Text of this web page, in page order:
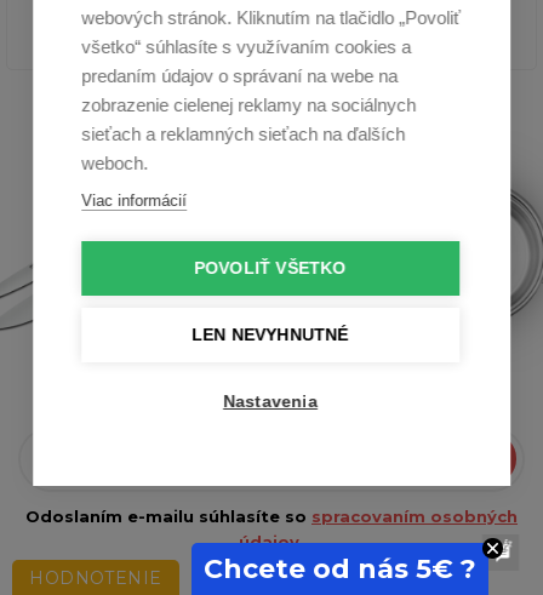
webových stránok. Kliknutím na tlačidlo „Povoliť
všetko“ súhlasíte s využívaním cookies a
predaním údajov o správaní na webe na
zobrazenie cielenej reklamy na sociálnych
sieťach a reklamných sieťach na ďalších
weboch.
Viac informácií
POVOLIŤ VŠETKO
LEN NEVYHNUTNÉ
Nastavenia
Novinky, recepty, tipy a rady priamo na Váš e-mail
Odoslaním e-mailu súhlasíte so spracovaním osobných
údajov.
HODNOTENIE Chcete od nás 5€ ?